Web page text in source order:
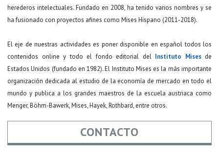
herederos intelectuales. Fundado en 2008, ha tenido varios nombres y se
ha fusionado con proyectos afines como Mises Hispano (2011-2018).
El eje de nuestras actividades es poner disponible en español todos los
contenidos online y todo el fondo editorial del Instituto Misesde
Estados Unidos (fundado en 1982). El Instituto Mises es la más importante
organización dedicada al estudio de la economía de mercado en todo el
mundo y publica a los grandes maestros de la escuela austriaca como
Menger, Böhm-Bawerk, Mises, Hayek, Rothbard, entre otros.
CONTACTO